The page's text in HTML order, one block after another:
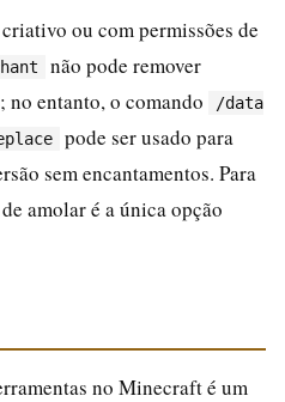
ou com permissões de
não pode remover
no entanto, o comando
/data
pode ser usado para
sem encantamentos. Para
amolar é a única opção
no Minecraft é um